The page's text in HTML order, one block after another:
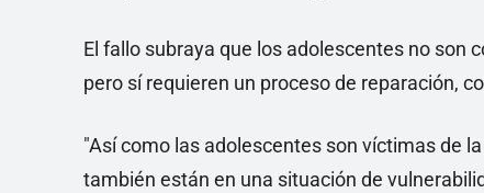
El fallo subraya que los adolescentes no son
pero sí requieren un proceso de reparación,
"Así como las adolescentes son víctimas de
también están en una situación de